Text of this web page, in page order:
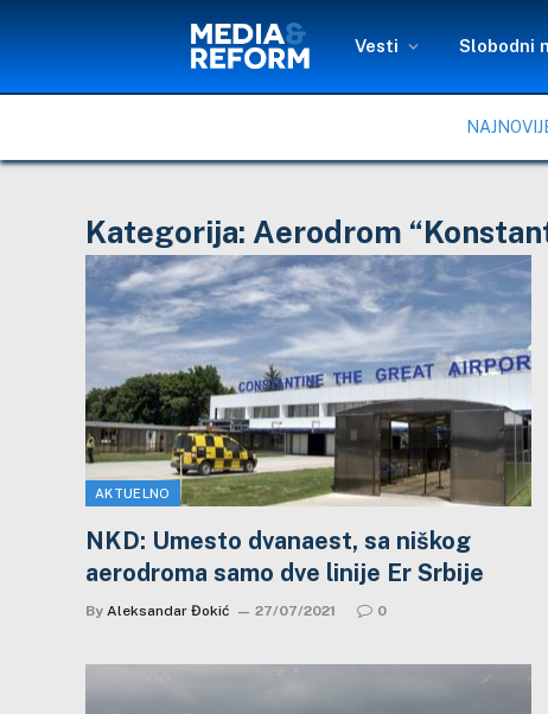
Vesti Slobodni
Kategorija: Aerodrom
AKTUELNO
NKD: Umesto dvanaest, sa niškog
aerodroma samo dve linije Er Srbije
By Aleksandar Đokić 27/07/2021 0